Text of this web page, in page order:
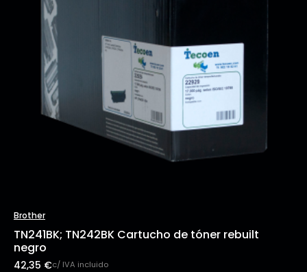
Brother
TN241BK; TN242BK Cartucho de tóner rebuilt
negro
42,35 €c/ IVA incluido